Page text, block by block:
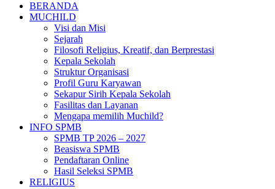
BERANDA
MUCHILD
Visi dan Misi
Sejarah
Filosofi Religius, Kreatif, dan Berprestasi
Kepala Sekolah
Struktur Organisasi
Profil Guru Karyawan
Sekapur Sirih Kepala Sekolah
Fasilitas dan Layanan
Mengapa memilih Muchild?
INFO SPMB
SPMB TP 2026 – 2027
Beasiswa SPMB
Pendaftaran Online
Hasil Seleksi SPMB
RELIGIUS